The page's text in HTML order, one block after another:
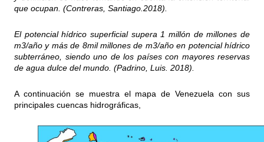
que ocupan. (Contreras, Santiago.2018).
El potencial hídrico superficial supera 1 millón de millones de
m3/año y más de 8mil millones de m3/año en potencial hídrico
subterráneo, siendo uno de los países con mayores reservas
de agua dulce del mundo. (Padrino, Luis. 2018).
A continuación se muestra el mapa de Venezuela con sus
principales cuencas hidrográficas,